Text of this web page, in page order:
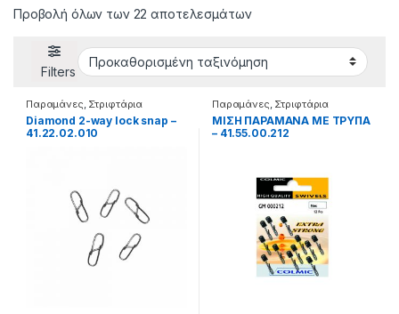
Προβολή όλων των 22 αποτελεσμάτων
Filters
Παραμάνες, Στριφτάρια
Diamond 2-way lock snap –
41.22.02.010
Παραμάνες, Στριφτάρια
ΜΙΣΗ ΠΑΡΑΜΑΝΑ ΜΕ ΤΡΥΠΑ
– 41.55.00.212